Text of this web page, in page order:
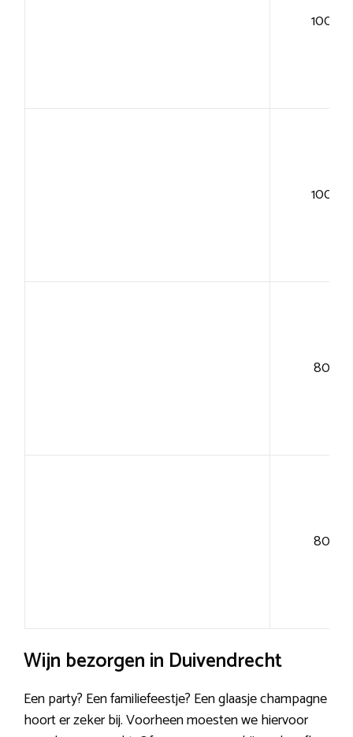
100+
100+
80+
80+
Wijn bezorgen in Duivendrecht
Een party? Een familiefeestje? Een glaasje champagne
hoort er zeker bij. Voorheen moesten we hiervoor